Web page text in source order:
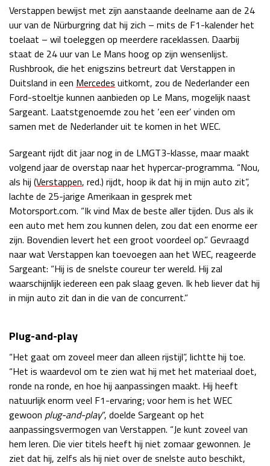
Race
zo 21:00 - 23:00
Kwalificatie
za 05:00 - 06:00
Race
zo 05:00 - 07:00
GP QATAR 2026 27 - 29 nov
Kwalificatie
za 19:00 - 20:00
Race
zo 17:00 - 19:00
GP ABU DHABI 2026 04 - 06 dec
Kwalificatie
za 15:00 - 16:00
Race
zo 14:00 - 16:00
Verstappen bewijst met zijn aanstaande deelname aan de 24
uur van de Nürburgring dat hij zich – mits de F1-kalender het
toelaat – wil toeleggen op meerdere raceklassen. Daarbij
staat de 24 uur van Le Mans hoog op zijn wensenlijst.
Rushbrook, die het enigszins betreurt dat Verstappen in
Duitsland in een Mercedes uitkomt, zou de Nederlander een
Ford-stoeltje kunnen aanbieden op Le Mans, mogelijk naast
Sargeant. Laatstgenoemde zou het ‘een eer’ vinden om
samen met de Nederlander uit te komen in het WEC.
Sargeant rijdt dit jaar nog in de LMGT3-klasse, maar maakt
volgend jaar de overstap naar het hypercar-programma. “Nou,
als hij (Verstappen, red.) rijdt, hoop ik dat hij in mijn auto zit”,
lachte de 25-jarige Amerikaan in gesprek met
Motorsport.com. “Ik vind Max de beste aller tijden. Dus als ik
een auto met hem zou kunnen delen, zou dat een enorme eer
zijn. Bovendien levert het een groot voordeel op.” Gevraagd
naar wat Verstappen kan toevoegen aan het WEC, reageerde
Sargeant: “Hij is de snelste coureur ter wereld. Hij zal
waarschijnlijk iedereen een pak slaag geven. Ik heb liever dat hij
in mijn auto zit dan in die van de concurrent.”
Plug-and-play
“Het gaat om zoveel meer dan alleen rijstijl”, lichtte hij toe.
“Het is waardevol om te zien wat hij met het materiaal doet,
ronde na ronde, en hoe hij aanpassingen maakt. Hij heeft
natuurlijk enorm veel F1-ervaring; voor hem is het WEC
gewoon plug-and-play“, doelde Sargeant op het
aanpassingsvermogen van Verstappen. “Je kunt zoveel van
hem leren. Die vier titels heeft hij niet zomaar gewonnen. Je
ziet dat hij, zelfs als hij niet over de snelste auto beschikt,